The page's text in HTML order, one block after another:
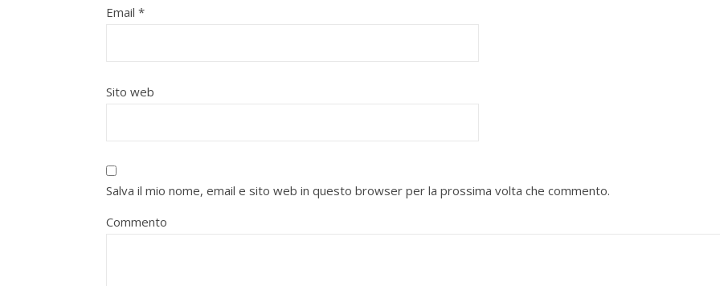
Email *
Sito web
Salva il mio nome, email e sito web in questo browser per la prossima volta che commento.
Commento